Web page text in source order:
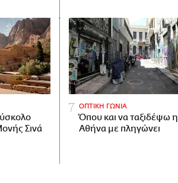
Σινά
ΟΠΤΙΚΗ ΓΩΝΙΑ
Όπου και να ταξιδέψω η
Αθήνα με πληγώνει